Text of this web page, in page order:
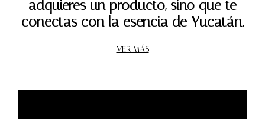
adquieres un producto, sino que te
conectas con la esencia de Yucatán.
VER MÁS